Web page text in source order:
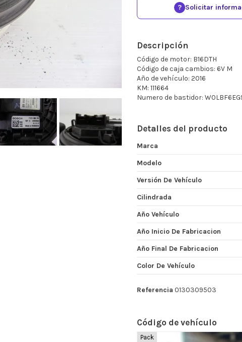
? Solicitar
Descripción
Código de motor: B16DTH
Código de caja cambios: 6V M
Año de vehículo: 2016
KM: 111664
Numero de bastidor:
Detalles del producto
Marca
Modelo
Versión De Vehículo
Cilindrada
Año Vehículo
Año Inicio De Fabricacion
Año Final De Fabricacion
Color De Vehículo
Referencia 0130309503
Código de vehículo
Pack